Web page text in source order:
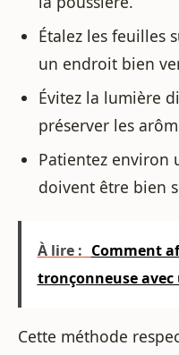
Étalez les feuilles
un endroit bien
Évitez la lumière
préserver les
Patientez environ
doivent être bien
À lire : Comment
tronçonneuse
Cette méthode